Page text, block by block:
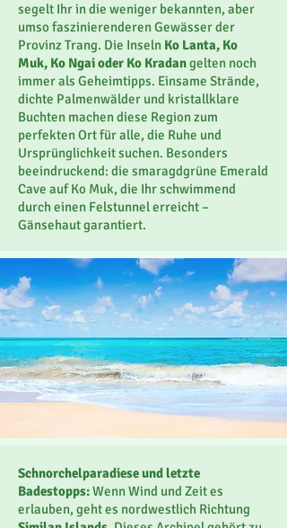
segelt Ihr in die weniger bekannten, aber
umso faszinierenderen Gewässer der
Provinz Trang. Die Inseln Ko Lanta, Ko
Muk, Ko Ngai oder Ko Kradangelten noch
immer als Geheimtipps. Einsame Strände,
dichte Palmenwälder und kristallklare
Buchten machen diese Region zum
perfekten Ort für alle, die Ruhe und
Ursprünglichkeit suchen. Besonders
beeindruckend: die smaragdgrüne Emerald
Cave auf Ko Muk, die Ihr schwimmend
durch einen Felstunnel erreicht –
Gänsehaut garantiert.
Schnorchelparadiese und letzte
Badestopps:Wenn Wind und Zeit es
erlauben, geht es nordwestlich Richtung